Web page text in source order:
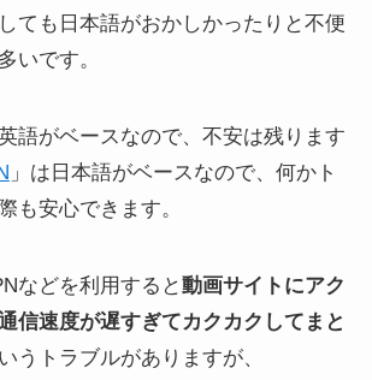
ても日本語がおかしかったりと不便
いです。
語がベースなので、不安は残ります
」は日本語がベースなので、何かト
も安心できます。
などを利用すると動画サイトにアク
信速度が遅すぎてカクカクしてまと
うトラブルがありますが、